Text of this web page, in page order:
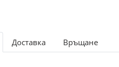
Доставка Връщане